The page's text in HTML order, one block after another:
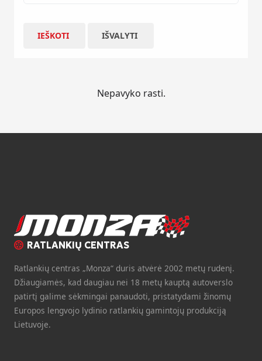
IEŠKOTI IŠVALYTI
Nepavyko rasti.
RATLANKIŲ CENTRAS
Ratlankių centras „Monza“ duris atvėrė 2002 metų rudenį.
Džiaugiamės, kad daugiau nei 18 metų kauptą autoverslo
patirtį galime sėkmingai panaudoti, pristatydami žinomų
Europos lengvojo lydinio ratlankių gamintojų produkciją
Lietuvoje.